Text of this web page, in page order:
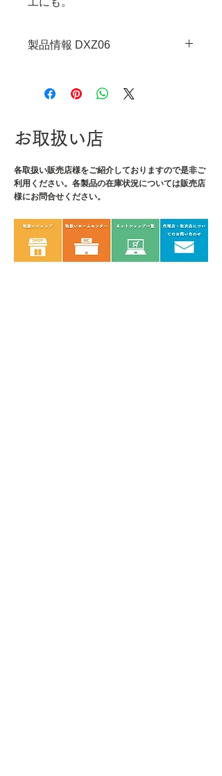
製品情報 DXZ06
・セット点数：7
DR-25、KSE-35
No.0、No.1、No.2が対応するネ
ジ、DBZ-20/対辺2、2.5～3、4、
5mmの六角穴付きボルト
・ケースサイズ：W465×D25mm
・重量：632g
お取扱い店
各取扱い販売店様をご紹介しておりますので是非ご
利用ください。各製品の在庫状況については販売店
様にお問合せください。